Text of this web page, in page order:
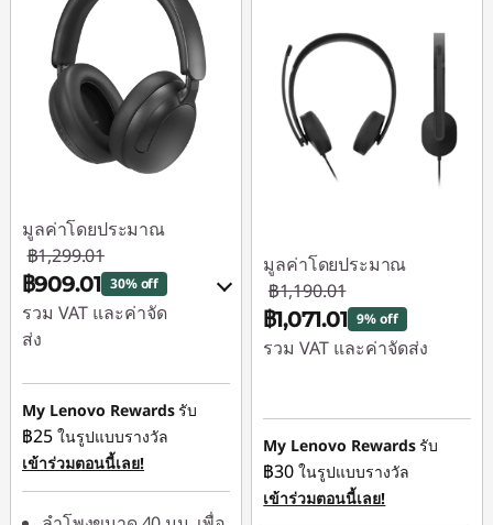
มูลค่าโดยประมาณ
฿1,299.01
฿909.01 30% off
รวม VAT และค่าจัด
ส่ง
ประหยัดทันที :-
฿129.90
หรือ
eCoupon :
-฿390.00
My Lenovo Rewardsรับ
฿25 ในรูปแบบรางวัล
เข้าร่วมตอนนี้เลย!
มูลค่าโดยประมาณ
฿1,190.01
฿1,071.01 9% off
รวม VAT และค่าจัดส่ง
฿119.00
My Lenovo Rewardsรับ
฿30 ในรูปแบบรางวัล
เข้าร่วมตอนนี้เลย!